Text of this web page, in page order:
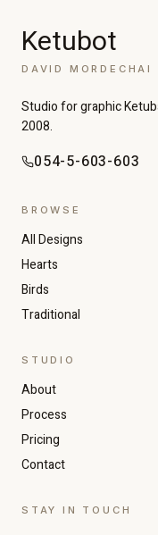
Ketubot
DAVID MORDECHAI
Studio for graphic
2008.
054-5-603-603
BROWSE
All Designs
Hearts
Birds
Traditional
STUDIO
About
Process
Pricing
Contact
STAY IN TOUCH
High contrast